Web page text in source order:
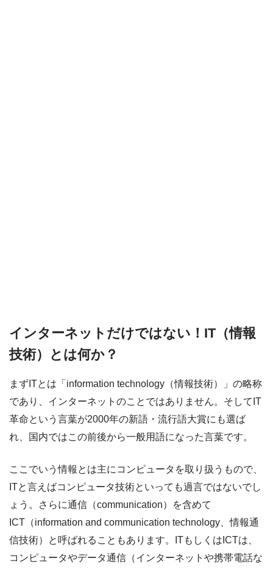
インターネットだけではない！IT（情報
技術）とは何か？
まずITとは「information technology（情報技術）」の略称
であり、インターネットのことではありません。そしてIT
革命という言葉が2000年の新語・流行語大賞にも選ば
れ、国内ではこの前後から一般用語になった言葉です。
ここでいう情報とは主にコンピュータを取り扱うもので、
ITと言えばコンピュータ技術といっても過言ではないでし
ょう。さらに通信（communication）を含めて
ICT（information and communication technology、情報通
信技術）と呼ばれることもあります。ITもしくはICTは、
コンピュータやデータ通信（インターネットや携帯電話な